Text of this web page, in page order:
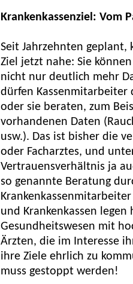
Krankenkassenziel: Vom
Seit Jahrzehnten geplant,
Ziel jetzt nahe: Sie
nicht nur deutlich mehr
dürfen Kassenmitarbeiter
oder sie beraten, zum
vorhandenen Daten
usw.). Das ist bisher die
oder Facharztes, und
Vertrauensverhältnis ja
so genannte Beratung
und Krankenkassen
Gesundheitswesen mit
Ärzten, die im Interesse
ihre Ziele ehrlich zu
muss gestoppt werden!